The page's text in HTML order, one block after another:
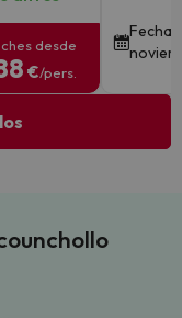
desde
€/pers.